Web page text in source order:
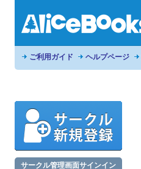
ご利用ガイド ヘルプページ
サークル管理画面サインイン